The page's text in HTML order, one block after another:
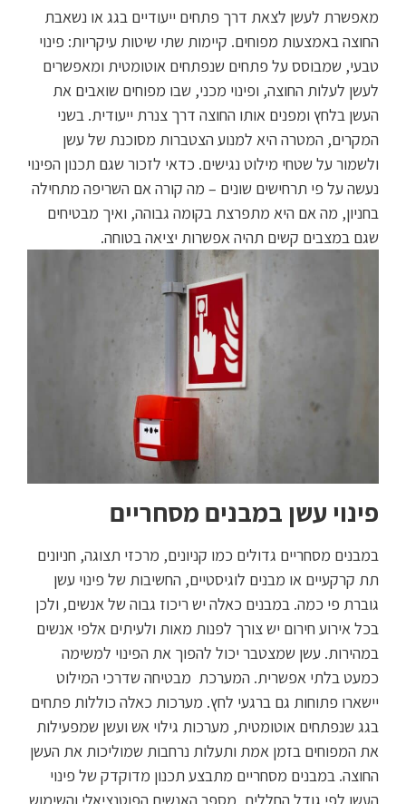
מאפשרת לעשן לצאת דרך פתחים ייעודיים בגג או נשאבת
החוצה באמצעות מפוחים. קיימות שתי שיטות עיקריות: פינוי
טבעי, שמבוסס על פתחים שנפתחים אוטומטית ומאפשרים
לעשן לעלות החוצה, ופינוי מכני, שבו מפוחים שואבים את
העשן בלחץ ומפנים אותו החוצה דרך צנרת ייעודית. בשני
המקרים, המטרה היא למנוע הצטברות מסוכנת של עשן
ולשמור על שטחי מילוט נגישים. כדאי לזכור שגם תכנון הפינוי
נעשה על פי תרחישים שונים – מה קורה אם השריפה מתחילה
בחניון, מה אם היא מתפרצת בקומה גבוהה, ואיך מבטיחים
שגם במצבים קשים תהיה אפשרות יציאה בטוחה.
פינוי עשן במבנים מסחריים
במבנים מסחריים גדולים כמו קניונים, מרכזי תצוגה, חניונים
תת קרקעיים או מבנים לוגיסטיים, החשיבות של פינוי עשן
גוברת פי כמה. במבנים כאלה יש ריכוז גבוה של אנשים, ולכן
בכל אירוע חירום יש צורך לפנות מאות ולעיתים אלפי אנשים
במהירות. עשן שמצטבר יכול להפוך את הפינוי למשימה
כמעט בלתי אפשרית. המערכת מבטיחה שדרכי המילוט
יישארו פתוחות גם ברגעי לחץ. מערכות כאלה כוללות פתחים
בגג שנפתחים אוטומטית, מערכות גילוי אש ועשן שמפעילות
את המפוחים בזמן אמת ותעלות נרחבות שמוליכות את העשן
החוצה. במבנים מסחריים מתבצע תכנון מדוקדק של פינוי